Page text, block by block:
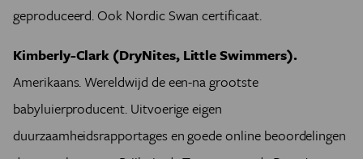
geproduceerd. Ook Nordic Swan certificaat.
Kimberly-Clark (DryNites, Little Swimmers).
Amerikaans. Wereldwijd de een-na grootste
babyluierproducent. Uitvoerige eigen
duurzaamheidsrapportages en goede online beoordelingen